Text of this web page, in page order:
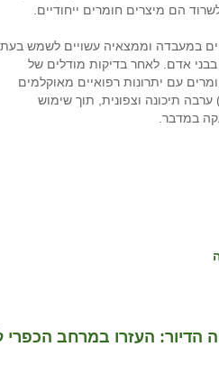
הם מיצרים חומרים ייחודיים.
במעבדה וממצאיה עשויים לשמש
אדם. לאחר בדיקות מודלים של
עם יתרונות רפואיים מאוקלמים
תיכונה וצפונית, תוך שימוש
במדבר.
הדיור: העזרו במרחב הכפרי